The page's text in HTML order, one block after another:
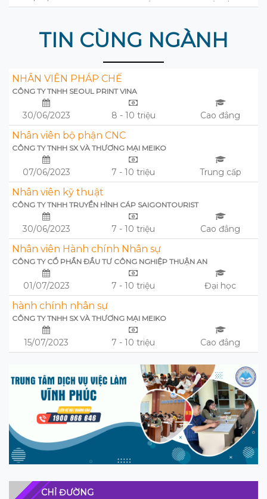
TIN CÙNG NGÀNH
NHÂN VIÊN PHÁP CHẾ
CÔNG TY TNHH SEOUL PRINT VINA
30/06/2023 8 - 10 triệu Cao đẳng
Nhân viên bộ phận CNC
CÔNG TY TNHH SX VÀ THƯƠNG MẠI MEIKO
07/06/2023 7 - 10 triệu Trung cấp
Nhân viên kỹ thuật
CÔNG TY TNHH TRUYỀN HÌNH CÁP SAIGONTOURIST
30/06/2023 7 - 10 triệu Cao đẳng
Nhân viên Hành chính Nhân sự
CÔNG TY CỔ PHẦN ĐẦU TƯ CÔNG NGHIỆP THUẬN AN
01/07/2023 7 - 10 triệu Đại học
hành chính nhân sự
CÔNG TY TNHH SX VÀ THƯƠNG MẠI MEIKO
15/07/2023 7 - 10 triệu Cao đẳng
CHỈ ĐƯỜNG